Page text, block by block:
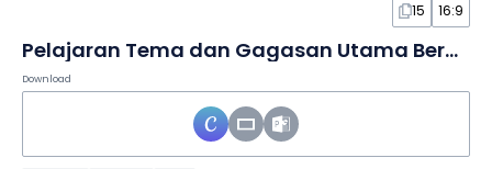
15 16:9
Pelajaran Tema dan Gagasan Utama Bergambar dalam Slide
Download